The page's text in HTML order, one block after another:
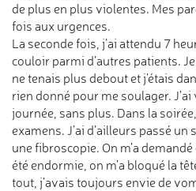
de plus en plus violentes. Mes
fois aux urgences.
La seconde fois, j’ai attendu 7
couloir parmi d’autres patients.
ne tenais plus debout et j’étais
rien donné pour me soulager.
journée, sans plus. Dans la
examens. J’ai d’ailleurs passé
une fibroscopie. On m’a
été endormie, on m’a bloqué la
tout, j’avais toujours envie de